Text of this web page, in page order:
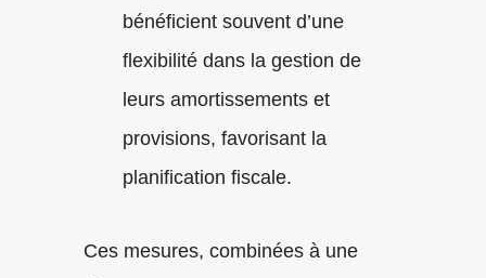
bénéficient souvent d’une
flexibilité dans la gestion de
leurs amortissements et
provisions, favorisant la
planification fiscale.
Ces mesures, combinées à une